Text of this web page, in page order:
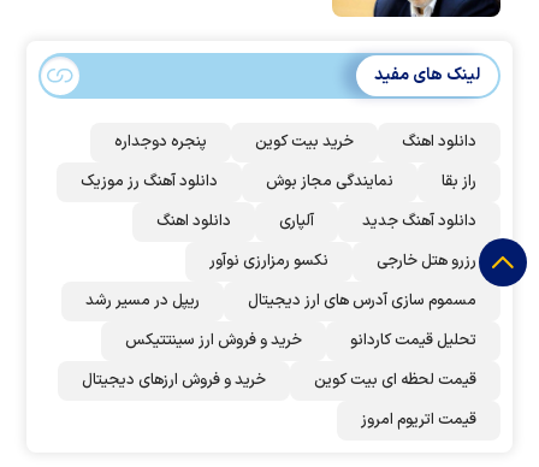
لینک های مفید
دانلود اهنگ خرید بیت کوین
پنجره دوجداره
راز بقا
نمایندگی مجاز بوش
دانلود آهنگ رز‌ موزیک
دانلود آهنگ جدید
آلپاری
دانلود اهنگ
رزرو هتل خارجی
نکسو رمزارزی نوآور
مسموم سازی آدرس های ارز دیجیتال
ریپل در مسیر رشد
تحلیل قیمت کاردانو
خرید و فروش ارز سینتتیکس
قیمت لحظه ای بیت کوین
خرید و فروش ارزهای دیجیتال
قیمت اتریوم امروز